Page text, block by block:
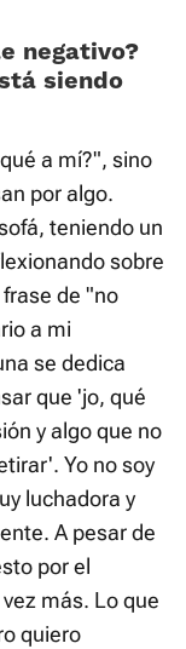
negativo?
siendo
a mí?", sino
por algo.
teniendo un
sobre
de "no
a mi
se dedica
que 'jo, qué
y algo que no
Yo no soy
luchadora y
A pesar de
por el
más. Lo que
quiero